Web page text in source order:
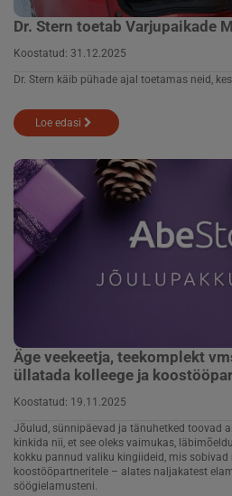
Dr. Stern toetab Varjupaikade
Koostatud: 31.12.2025
Dr. Stern käib pühade ajal toetamas neid,
Loe edasi
Äge veekeetja, teekomplekt
üllatada kolleege ja
Koostatud: 19.11.2025
Jõulud, sünnipäevad ja tänuhetked toovad
kinkida nii, et see oleks vaimukas,
kokku pannud valiku kingiideid, mis
koostööpartneritele – alates naljakatest
söögielamusteni.